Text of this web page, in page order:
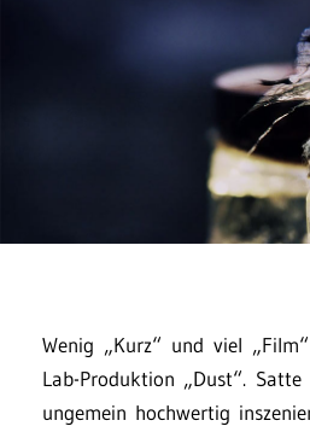
Wenig „Kurz“ und viel
Lab-Produktion „Dust“.
ungemein hochwertig